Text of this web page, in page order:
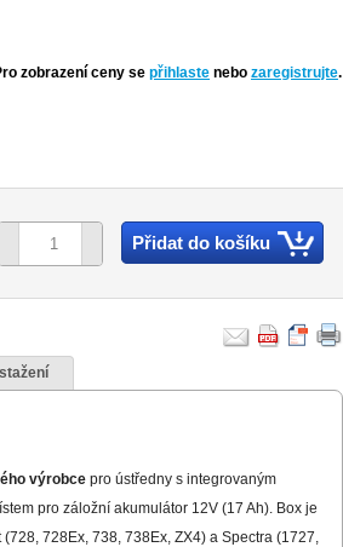
zobrazení ceny se přihlaste nebo zaregistrujte.
Přidat do košíku
výrobce pro ústředny s integrovaným
pro záložní akumulátor 12V (17 Ah). Box je
728Ex, 738, 738Ex, ZX4) a Spectra (1727,